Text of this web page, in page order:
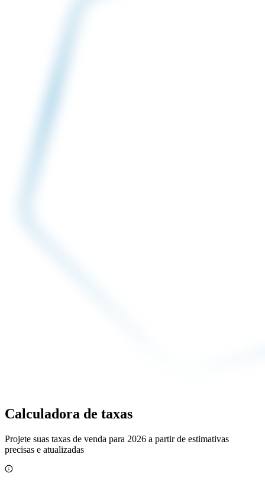
Calculadora de taxas
Projete suas taxas de venda para 2026 a partir de estimativas
precisas e atualizadas